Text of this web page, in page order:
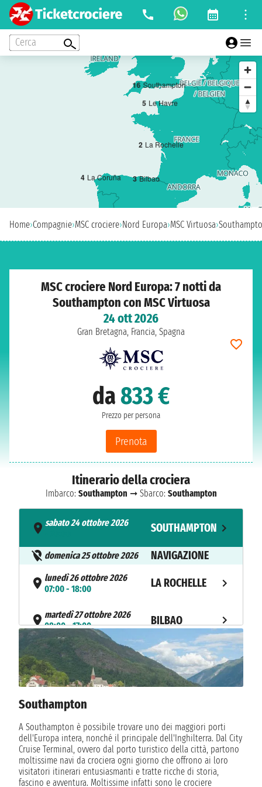
Cerca
16 Southampton
2 La Rochelle
3 Bilbao
4 La Coruña
5 Le Havre
Home›Compagnie›MSC crociere›Nord Europa›MSC Virtuosa›
MSC crociere Nord Europa: 7 notti da
Southampton con MSC Virtuosa
24 ott 2026
Gran Bretagna, Francia, Spagna
da833 €
Prezzo per persona
Prenota
Itinerario della crociera
Imbarco: Southampton ➞ Sbarco: Southampton
sabato 24 ottobre 2026
SOUTHAMPTON
domenica 25 ottobre 2026 NAVIGAZIONE
lunedì 26 ottobre 2026
07:00 - 18:00
LA ROCHELLE
martedì 27 ottobre 2026
08:00 - 17:00
BILBAO
mercoledì 28 ottobre 2026
09:00 - 18:00
LA CORUÑA
giovedì 29 ottobre 2026 NAVIGAZIONE
venerdì 30 ottobre 2026
sabato 31 ottobre 2026
07:00
SOUTHAMPTON
Southampton
A Southampton è possibile trovare uno dei maggiori porti
dell'Europa intera, nonché il principale dell'Inghilterra. Dal City
Cruise Terminal, ovvero dal porto turistico della città, partono
moltissime navi da crociera ogni giorno che offrono ai loro
visitatori itinerari entusiasmanti e tratte ricche di storia,
fascino e avventura. Moltissime infatti sono le crociere